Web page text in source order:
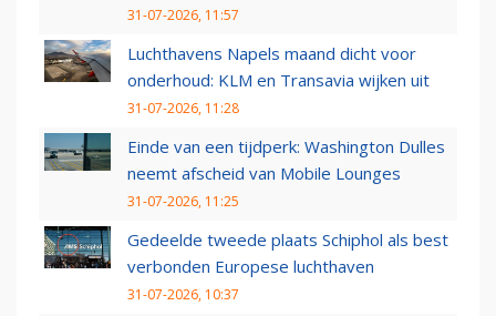
31-07-2026, 11:57
Luchthavens Napels maand dicht voor
onderhoud: KLM en Transavia wijken uit
31-07-2026, 11:28
Einde van een tijdperk: Washington Dulles
neemt afscheid van Mobile Lounges
31-07-2026, 11:25
Gedeelde tweede plaats Schiphol als best
verbonden Europese luchthaven
31-07-2026, 10:37